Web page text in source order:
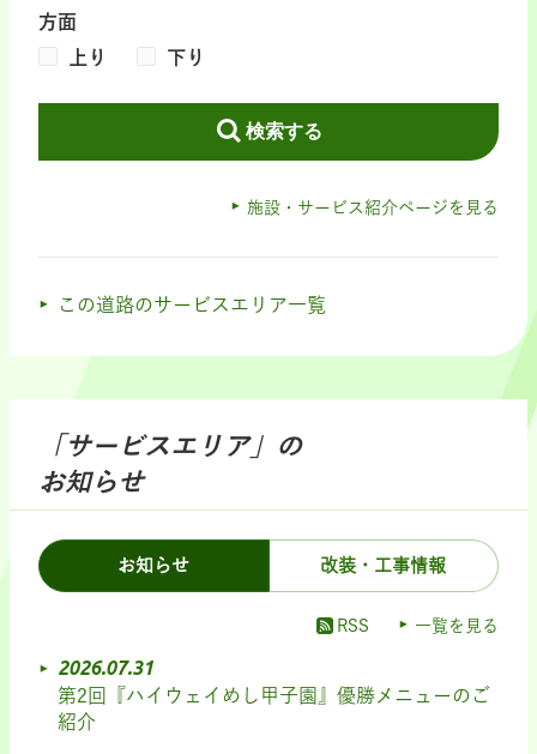
方面
上り
下り
検索する
施設・サービス紹介ページを見る
この道路のサービスエリア一覧
「サービスエリア」の
お知らせ
お知らせ 改装・工事情報
RSS 一覧を見る
2026.07.31
第2回『ハイウェイめし甲子園』優勝メニューのご
紹介